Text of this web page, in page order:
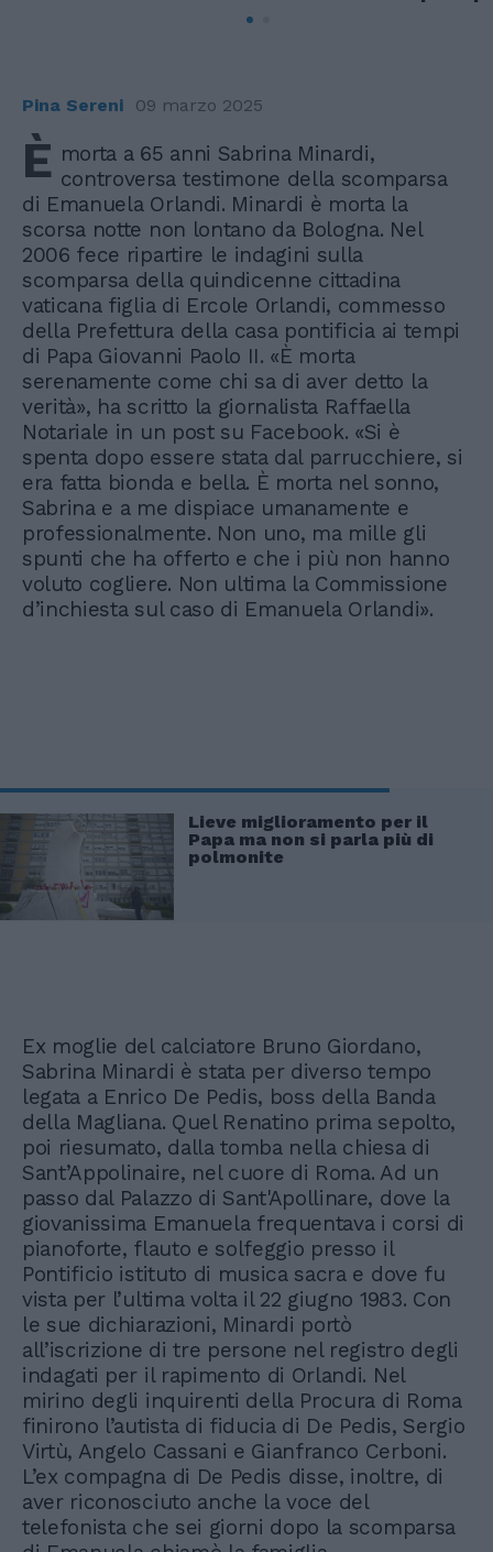
Pina Sereni 09 marzo 2025
È morta a 65 anni Sabrina Minardi,
controversa testimone della scomparsa
di Emanuela Orlandi. Minardi è morta la
scorsa notte non lontano da Bologna. Nel
2006 fece ripartire le indagini sulla
scomparsa della quindicenne cittadina
vaticana figlia di Ercole Orlandi, commesso
della Prefettura della casa pontificia ai tempi
di Papa Giovanni Paolo II. «È morta
serenamente come chi sa di aver detto la
verità», ha scritto la giornalista Raffaella
Notariale in un post su Facebook. «Si è
spenta dopo essere stata dal parrucchiere, si
era fatta bionda e bella. È morta nel sonno,
Sabrina e a me dispiace umanamente e
professionalmente. Non uno, ma mille gli
spunti che ha offerto e che i più non hanno
voluto cogliere. Non ultima la Commissione
d’inchiesta sul caso di Emanuela Orlandi».
Lieve miglioramento per il
Papa ma non si parla più di
polmonite
Ex moglie del calciatore Bruno Giordano,
Sabrina Minardi è stata per diverso tempo
legata a Enrico De Pedis, boss della Banda
della Magliana. Quel Renatino prima sepolto,
poi riesumato, dalla tomba nella chiesa di
Sant’Appolinaire, nel cuore di Roma. Ad un
passo dal Palazzo di Sant'Apollinare, dove la
giovanissima Emanuela frequentava i corsi di
pianoforte, flauto e solfeggio presso il
Pontificio istituto di musica sacra e dove fu
vista per l’ultima volta il 22 giugno 1983. Con
le sue dichiarazioni, Minardi portò
all’iscrizione di tre persone nel registro degli
indagati per il rapimento di Orlandi. Nel
mirino degli inquirenti della Procura di Roma
finirono l’autista di fiducia di De Pedis, Sergio
Virtù, Angelo Cassani e Gianfranco Cerboni.
L’ex compagna di De Pedis disse, inoltre, di
aver riconosciuto anche la voce del
telefonista che sei giorni dopo la scomparsa